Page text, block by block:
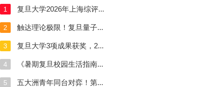
1 复旦大学2026年上海综评...
2 触达理论极限！复旦量子...
3 复旦大学3项成果获奖，2...
4 《暑期复旦校园生活指南...
5 五大洲青年同台对弈！第...